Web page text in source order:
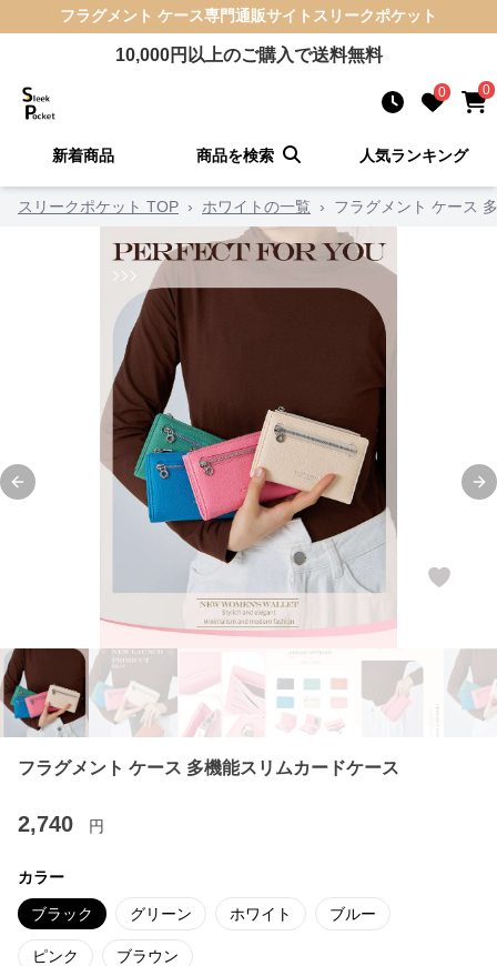
フラグメント ケース専門通販サイト スリークポケット
10,000円以上のご購入で送料無料
0 0
新着商品 商品を検索 人気ランキング
スリークポケット TOP › ホワイトの一覧 › フラグメント ケース
Previous slide
フラグメント ケース 多機能スリムカードケース
2,740 円
カラー
ブラック グリーン ホワイト ブルー
ピンク ブラウン